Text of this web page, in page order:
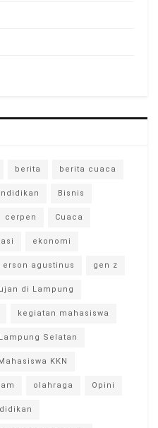
berita berita cuaca
Bisnis
cerpen Cuaca
ekonomi
erson agustinus gen z
di Lampung
kegiatan mahasiswa
Lampung Selatan
Mahasiswa KKN
olahraga Opini